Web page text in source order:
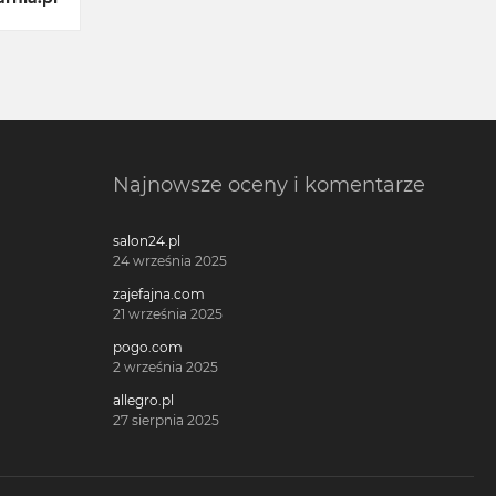
Najnowsze oceny i komentarze
salon24.pl
24 września 2025
zajefajna.com
21 września 2025
pogo.com
2 września 2025
allegro.pl
27 sierpnia 2025